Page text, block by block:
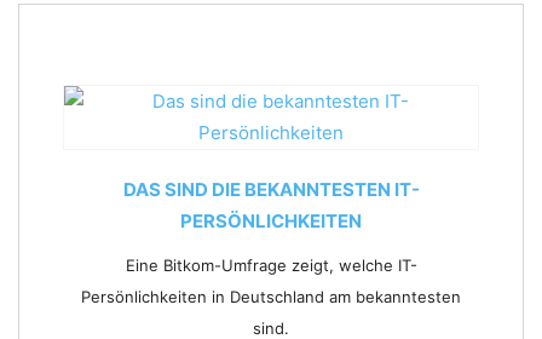
DAS SIND DIE BEKANNTESTEN IT-
PERSÖNLICHKEITEN
Eine Bitkom-Umfrage zeigt, welche IT-
Persönlichkeiten in Deutschland am bekanntesten
sind.